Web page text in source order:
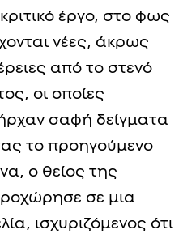
έργο, στο φως
νέες, άκρως
από το στενό
οι οποίες
σαφή δείγματα
το προηγούμενο
ο θείος της
σε μια
ισχυριζόμενος ότι